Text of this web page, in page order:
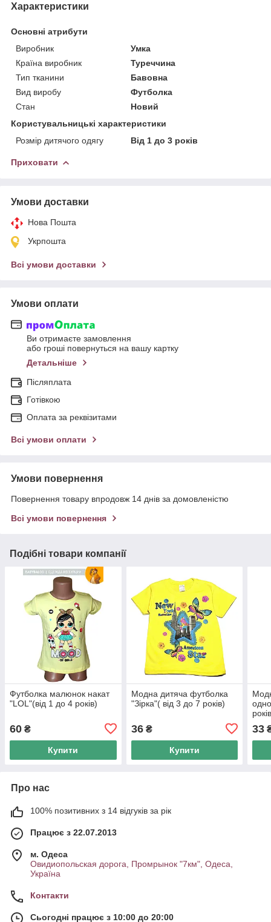
Характеристики
Основні атрибути
Виробник
Умка
Країна виробник
Туреччина
Тип тканини
Бавовна
Вид виробу
Футболка
Стан
Новий
Користувальницькі характеристики
Розмір дитячого одягу
Від 1 до 3 років
Приховати
Умови доставки
Нова Пошта
Укрпошта
Всі умови доставки
Умови оплати
Ви отримаєте замовлення
або гроші повернуться на вашу картку
Детальніше
Післяплата
Готівкою
Оплата за реквізитами
Всі умови оплати
Умови повернення
Повернення товару впродовж 14 днів за домовленістю
Всі умови повернення
Подібні товари компанії
Футболка малюнок накат
"LOL"(від 1 до 4 років)
60 ₴
Купити
Модна дитяча футболка
"Зірка"( від 3 до 7 років)
36₴
Купити
33
Про нас
100% позитивних з 14 відгуків за рік
Працює з 22.07.2013
м. Одеса
Овидиопольская дорога, Промрынок "7км", Одеса,
Україна
Контакти
Сьогодні працює з 10:00 до 20:00